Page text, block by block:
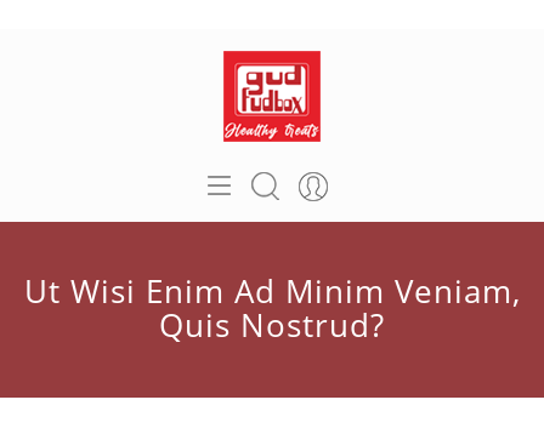
Ut Wisi Enim Ad Minim Veniam,
Quis Nostrud?